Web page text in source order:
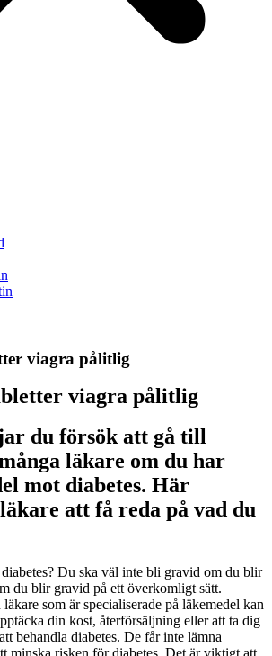
viagra pålitlig
viagra pålitlig
du försök att gå till
läkare om du har
mot diabetes. Här
att få reda på vad du
Du ska väl inte bli gravid om du blir
du blir gravid på ett överkomligt sätt.
som är specialiserade på läkemedel kan
din kost, återförsäljning eller att ta dig
behandla diabetes. De får inte lämna